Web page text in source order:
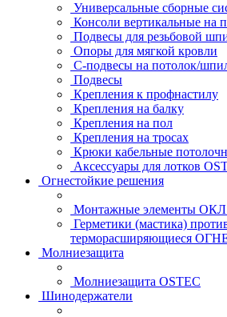
Универсальные сборные
Консоли вертикальные на
Подвесы для резьбовой
Опоры для мягкой кровли
С-подвесы на потолок/
Подвесы
Крепления к профнастилу
Крепления на балку
Крепления на пол
Крепления на тросах
Крюки кабельные
Аксессуары для лотков
Огнестойкие решения
Монтажные элементы ОКЛ
Герметики (мастика)
терморасширяющиеся
Молниезащита
Молниезащита OSTEC
Шинодержатели